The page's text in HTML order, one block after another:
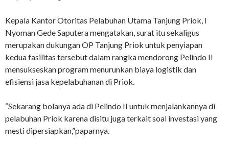
Kepala Kantor Otoritas Pelabuhan Utama Tanjung Priok, I
Nyoman Gede Saputera mengatakan, surat itu sekaligus
merupakan dukungan OP Tanjung Priok untuk penyiapan
kedua fasilitas tersebut dalam rangka mendorong Pelindo II
mensukseskan program menurunkan biaya logistik dan
efisiensi jasa kepelabuhanan di Priok.
“Sekarang bolanya ada di Pelindo II untuk menjalankannya di
pelabuhan Priok karena disitu juga terkait soal investasi yang
mesti dipersiapkan,”paparnya.